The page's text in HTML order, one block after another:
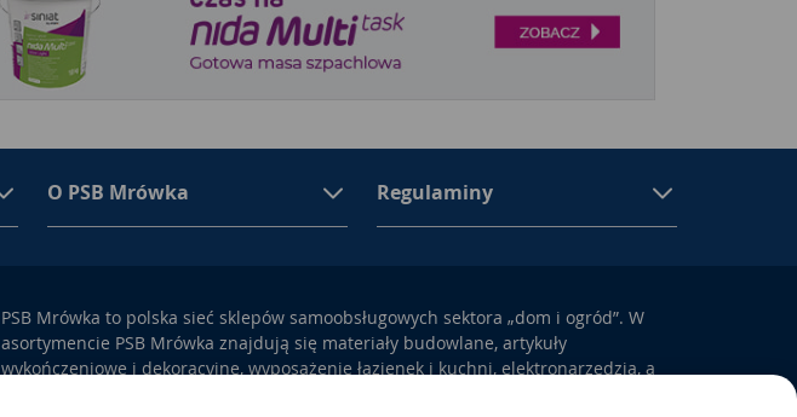
O PSB Mrówka Regulaminy
PSB Mrówka to polska sieć sklepów samoobsługowych sektora „dom i ogród”. W
asortymencie PSB Mrówka znajdują się materiały budowlane, artykuły
wykończeniowe i dekoracyjne, wyposażenie łazienek i kuchni, elektronarzędzia, a